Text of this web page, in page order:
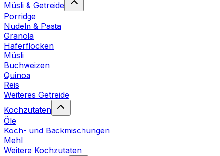
Müsli & Getreide
Porridge
Nudeln & Pasta
Granola
Haferflocken
Müsli
Buchweizen
Quinoa
Reis
Weiteres Getreide
Kochzutaten
Öle
Koch- und Backmischungen
Mehl
Weitere Kochzutaten